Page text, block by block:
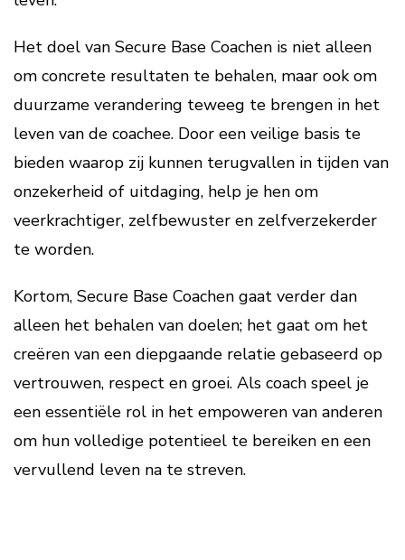
Het doel van Secure Base Coachen is niet alleen
om concrete resultaten te behalen, maar ook om
duurzame verandering teweeg te brengen in het
leven van de coachee. Door een veilige basis te
bieden waarop zij kunnen terugvallen in tijden van
onzekerheid of uitdaging, help je hen om
veerkrachtiger, zelfbewuster en zelfverzekerder
te worden.
Kortom, Secure Base Coachen gaat verder dan
alleen het behalen van doelen; het gaat om het
creëren van een diepgaande relatie gebaseerd op
vertrouwen, respect en groei. Als coach speel je
een essentiële rol in het empoweren van anderen
om hun volledige potentieel te bereiken en een
vervullend leven na te streven.